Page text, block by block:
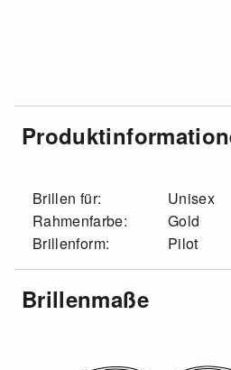
Brillen für:
Unisex
Rahmenfarbe:
Gold
Brillenform:
Pilot
Brillenmaße